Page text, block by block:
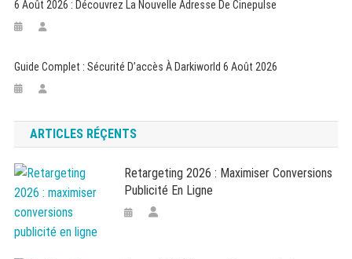
6 Août 2026 : Découvrez La Nouvelle Adresse De Cinepulse
Guide Complet : Sécurité D’accès À Darkiworld 6 Août 2026
ARTICLES RÉÇENTS
Retargeting 2026 : Maximiser Conversions
Publicité En Ligne